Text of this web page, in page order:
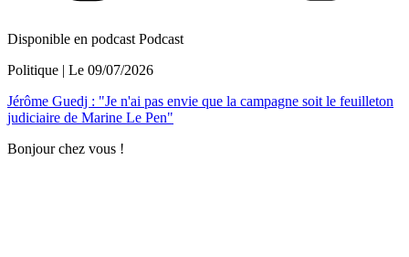
Disponible en podcast Podcast
Politique | Le 09/07/2026
Jérôme Guedj : "Je n'ai pas envie que la campagne soit le feuilleton
judiciaire de Marine Le Pen"
Bonjour chez vous !